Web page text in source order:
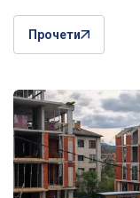
Прочети